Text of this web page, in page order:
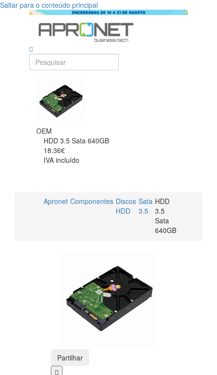
Saltar para o conteúdo principal
OEM
HDD 3.5 Sata 640GB
18.36€
IVA incluído
Apronet Componentes Discos
HDD
Sata
3.5
HDD
3.5
Sata
640GB
Partilhar